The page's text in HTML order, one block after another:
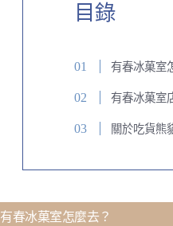
目錄
有春冰菓室
有春冰菓室
關於吃貨熊
有春冰菓室怎麼去？